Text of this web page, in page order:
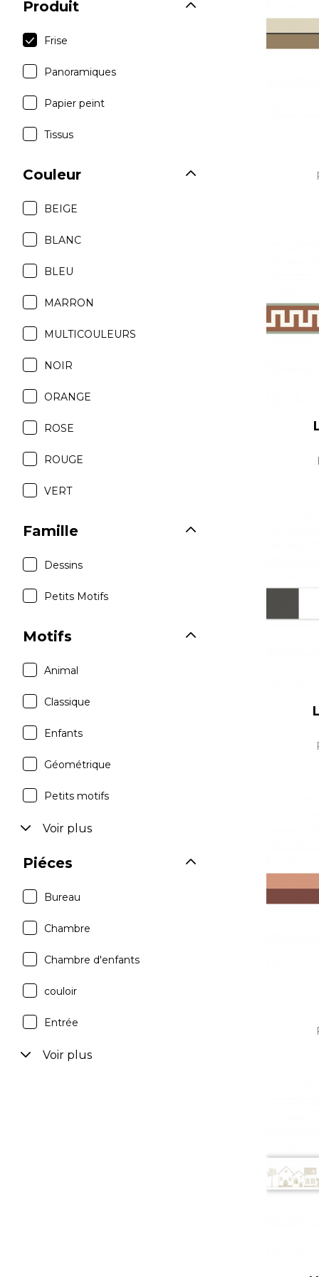
Satin
Produit
Frise
Panoramiques
Papier peint
Tissus
Couleur
BEIGE
BLANC
BLEU
MARRON
MULTICOULEURS
NOIR
ORANGE
ROSE
ROUGE
VERT
Famille
Dessins
Petits Motifs
Motifs
Animal
Classique
Enfants
Géométrique
Petits motifs
Voir plus
Piéces
Bureau
Chambre
Chambre d'enfants
couloir
Entrée
Voir plus